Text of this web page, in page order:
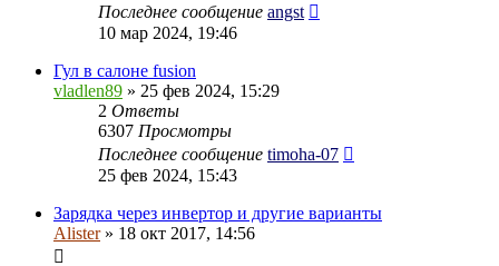
Последнее сообщение angst
10 мар 2024, 19:46
Гул в салоне fusion
vladlen89 » 25 фев 2024, 15:29
2 Ответы
6307 Просмотры
Последнее сообщение timoha-07
25 фев 2024, 15:43
Зарядка через инвертор и другие варианты
Alister» 18 окт 2017, 14:56